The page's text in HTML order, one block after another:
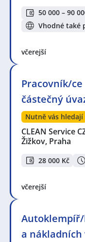
50 000 – 90
Vhodné také
včerejší
Pracovník/
částečný
Nutně vás hledají
CLEAN Service
Žižkov, Praha
28 000 Kč
včerejší
a nákladních